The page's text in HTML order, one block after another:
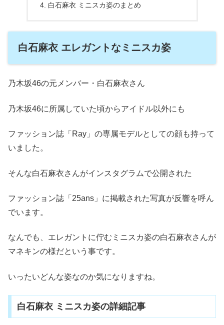
白石麻衣 ミニスカ姿のまとめ
白石麻衣 エレガントなミニスカ姿
乃木坂46の元メンバー・白石麻衣さん
乃木坂46に所属していた頃からアイドル以外にも
ファッション誌「Ray」の専属モデルとしての顔も持って
いました。
そんな白石麻衣さんがインスタグラムで公開された
ファッション誌「25ans」に掲載された写真が反響を呼ん
でいます。
なんでも、エレガントに佇むミニスカ姿の白石麻衣さんが
マネキンの様だという事です。
いったいどんな姿なのか気になりますね。
白石麻衣 ミニスカ姿の詳細記事